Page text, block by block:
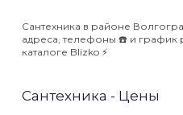
Сантехника в районе
адреса, телефоны ☎️ и график
каталоге Blizko ⚡️
Сантехника - Цены